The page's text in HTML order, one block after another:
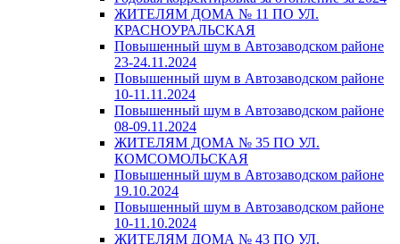
ЖИТЕЛЯМ ДОМА № 11 ПО УЛ.
КРАСНОУРАЛЬСКАЯ
Повышенный шум в Автозаводском районе
23-24.11.2024
Повышенный шум в Автозаводском районе
10-11.11.2024
Повышенный шум в Автозаводском районе
08-09.11.2024
ЖИТЕЛЯМ ДОМА № 35 ПО УЛ.
КОМСОМОЛЬСКАЯ
Повышенный шум в Автозаводском районе
19.10.2024
Повышенный шум в Автозаводском районе
10-11.10.2024
ЖИТЕЛЯМ ДОМА № 43 ПО УЛ.